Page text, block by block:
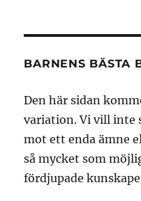
BARNENS BÄSTA
Den här sidan
variation. Vi vill inte
mot ett enda ämne
så mycket som
fördjupade